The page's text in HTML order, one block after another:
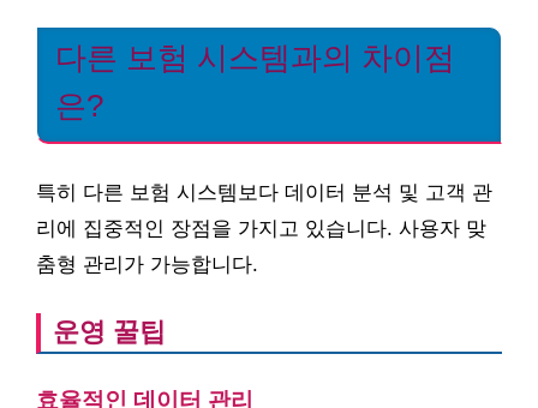
다른 보험 시스템과의 차이점
은?
특히 다른 보험 시스템보다 데이터 분석 및 고객 관
리에 집중적인 장점을 가지고 있습니다. 사용자 맞
춤형 관리가 가능합니다.
운영 꿀팁
효율적인 데이터 관리